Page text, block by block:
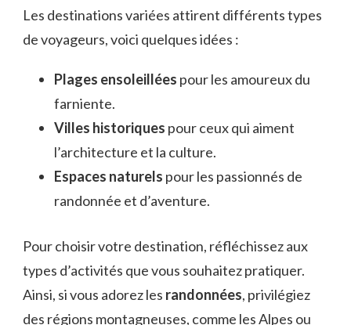
Les destinations variées attirent différents types
de voyageurs, voici quelques idées :
Plages ensoleillées pour les amoureux du
farniente.
Villes historiques pour ceux qui aiment
l’architecture et la culture.
Espaces naturels pour les passionnés de
randonnée et d’aventure.
Pour choisir votre destination, réfléchissez aux
types d’activités que vous souhaitez pratiquer.
Ainsi, si vous adorez les randonnées, privilégiez
des régions montagneuses, comme les Alpes ou